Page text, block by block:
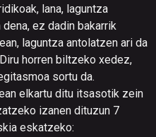
lana, laguntza
ez dadin bakarrik
laguntza antolatzen ari da
horren biltzeko xedez,
sortu da.
elkartu ditu itsasotik zein
izanen dituzun 7
eskatzeko: